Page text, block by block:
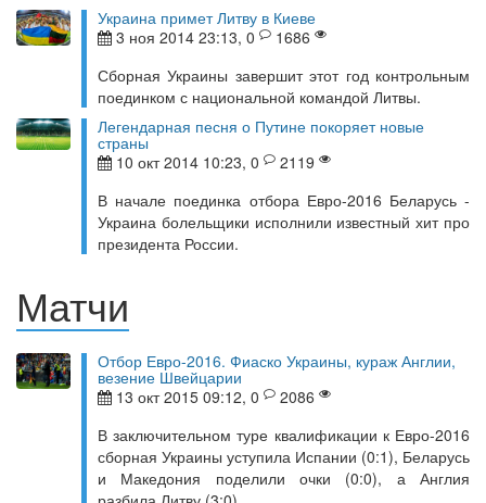
Украина примет Литву в Киеве
3 ноя 2014 23:13, 0
1686
Сборная Украины завершит этот год контрольным
поединком с национальной командой Литвы.
Легендарная песня о Путине покоряет новые
страны
10 окт 2014 10:23, 0
2119
В начале поединка отбора Евро-2016 Беларусь -
Украина болельщики исполнили известный хит про
президента России.
Матчи
Отбор Евро-2016. Фиаско Украины, кураж Англии,
везение Швейцарии
13 окт 2015 09:12, 0
2086
В заключительном туре квалификации к Евро-2016
сборная Украины уступила Испании (0:1), Беларусь
и Македония поделили очки (0:0), а Англия